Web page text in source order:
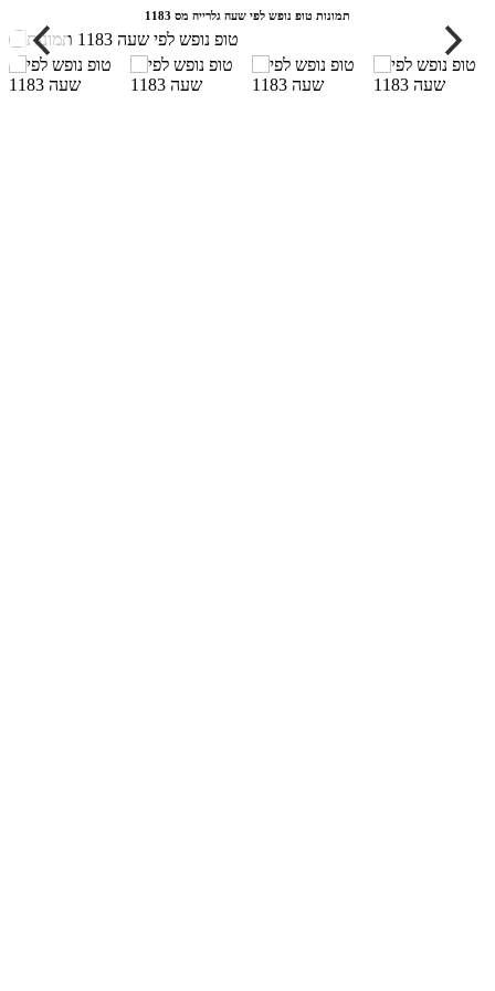
תמונות טופ נופש לפי שעה גלרייה מס 1183